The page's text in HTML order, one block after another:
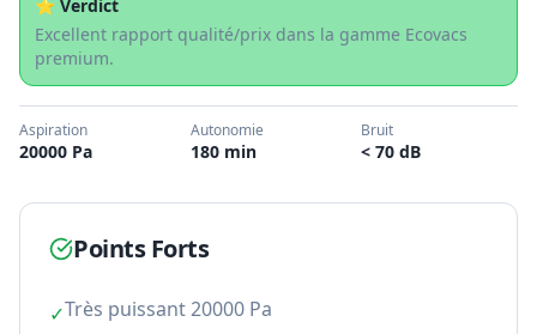
⭐ Verdict
Excellent rapport qualité/prix dans la gamme Ecovacs
premium.
Aspiration
20000 Pa
Autonomie
180 min
Bruit
< 70 dB
Points Forts
✓Très puissant 20000 Pa